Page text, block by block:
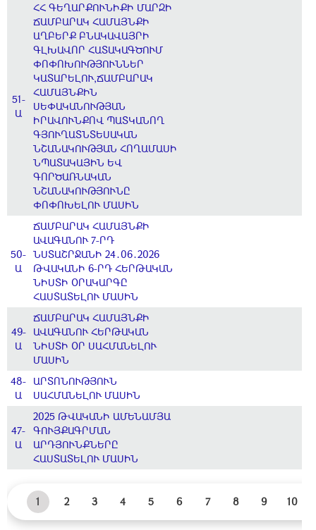
51-
Ա
ՀՀ ԳԵՂԱՐՔՈՒՆԻՔԻ ՄԱՐԶԻ
ՃԱՄԲԱՐԱԿ ՀԱՄԱՅՆՔԻ
ԱՂԲԵՐՔ ԲՆԱԿԱՎԱՅՐԻ
ԳԼԽԱՎՈՐ ՀԱՏԱԿԱԳԾՈՒՄ
ՓՈՓՈԽՈՒԹՅՈՒՆՆԵՐ
ԿԱՏԱՐԵԼՈՒ,ՃԱՄԲԱՐԱԿ
ՀԱՄԱՅՆՔԻՆ
ՍԵՓԱԿԱՆՈՒԹՅԱՆ
ԻՐԱՎՈՒՆՔՈՎ ՊԱՏԿԱՆՈՂ
ԳՅՈՒՂԱՏՆՏԵՍԱԿԱՆ
ՆՇԱՆԱԿՈՒԹՅԱՆ ՀՈՂԱՄԱՍԻ
ՆՊԱՏԱԿԱՅԻՆ ԵՎ
ԳՈՐԾԱՌՆԱԿԱՆ
ՆՇԱՆԱԿՈՒԹՅՈՒՆԸ
ՓՈՓՈԽԵԼՈՒ ՄԱՍԻՆ
50-
Ա
ՃԱՄԲԱՐԱԿ ՀԱՄԱՅՆՔԻ
ԱՎԱԳԱՆՈՒ 7-ՐԴ
ՆՍՏԱՇՐՋԱՆԻ 24․06․2026
ԹՎԱԿԱՆԻ 6-ՐԴ ՀԵՐԹԱԿԱՆ
ՆԻՍՏԻ ՕՐԱԿԱՐԳԸ
ՀԱՍՏԱՏԵԼՈՒ ՄԱՍԻՆ
49-
Ա
ՃԱՄԲԱՐԱԿ ՀԱՄԱՅՆՔԻ
ԱՎԱԳԱՆՈՒ ՀԵՐԹԱԿԱՆ
ՆԻՍՏԻ ՕՐ ՍԱՀՄԱՆԵԼՈՒ
ՄԱՍԻՆ
48-
Ա
ԱՐՏՈՆՈՒԹՅՈՒՆ
ՍԱՀՄԱՆԵԼՈՒ ՄԱՍԻՆ
47-
Ա
2025 ԹՎԱԿԱՆԻ ԱՄԵՆԱՄՅԱ
ԳՈՒՅՔԱԳՐՄԱՆ
ԱՐԴՅՈՒՆՔՆԵՐԸ
ՀԱՍՏԱՏԵԼՈՒ ՄԱՍԻՆ
1 2 3 4 5 6 7 8 9 10